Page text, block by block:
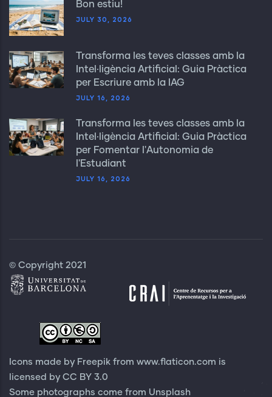
Bon estiu!
JULY 30, 2026
Transforma les teves classes amb la
Intel·ligència Artificial: Guia Pràctica
per Escriure amb la IAG
JULY 16, 2026
Transforma les teves classes amb la
Intel·ligència Artificial: Guia Pràctica
per Fomentar l'Autonomia de
l'Estudiant
JULY 16, 2026
© Copyright 2021
Icons made by Freepik from www.flaticon.com is
licensed by CC BY 3.0
Some photographs come from Unsplash